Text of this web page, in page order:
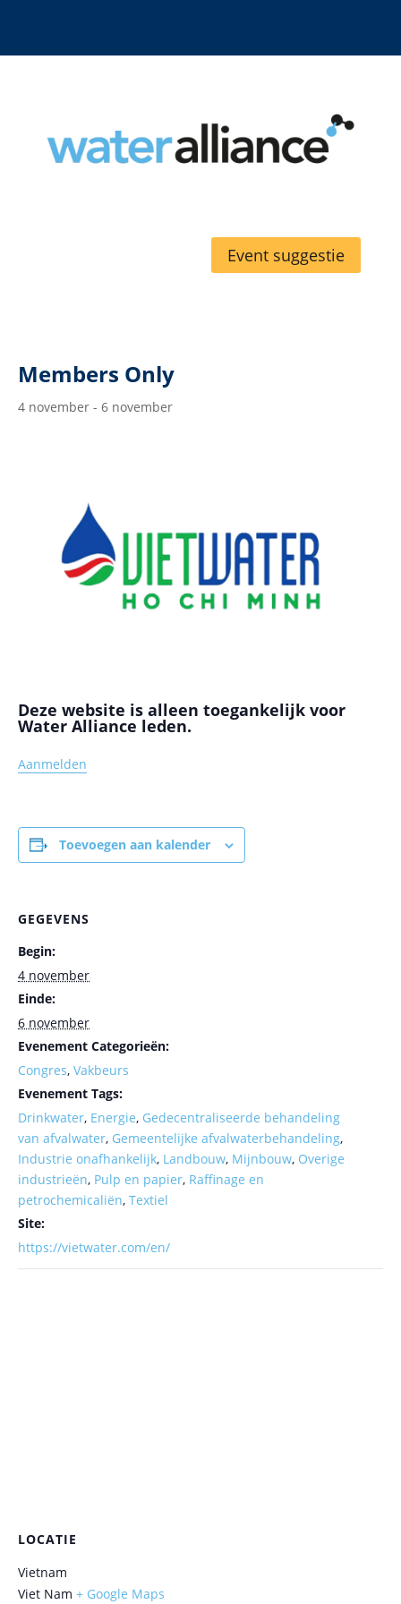
Event suggestie
Members Only
4 november - 6 november
Deze website is alleen toegankelijk voor
Water Alliance leden.
Aanmelden
Toevoegen aan kalender
GEGEVENS
Begin:
4 november
Einde:
6 november
Evenement Categorieën:
Congres, Vakbeurs
Evenement Tags:
Drinkwater, Energie, Gedecentraliseerde behandeling
van afvalwater, Gemeentelijke afvalwaterbehandeling,
Industrie onafhankelijk, Landbouw, Mijnbouw, Overige
industrieën, Pulp en papier, Raffinage en
petrochemicaliën, Textiel
Site:
https://vietwater.com/en/
LOCATIE
Vietnam
Viet Nam + Google Maps